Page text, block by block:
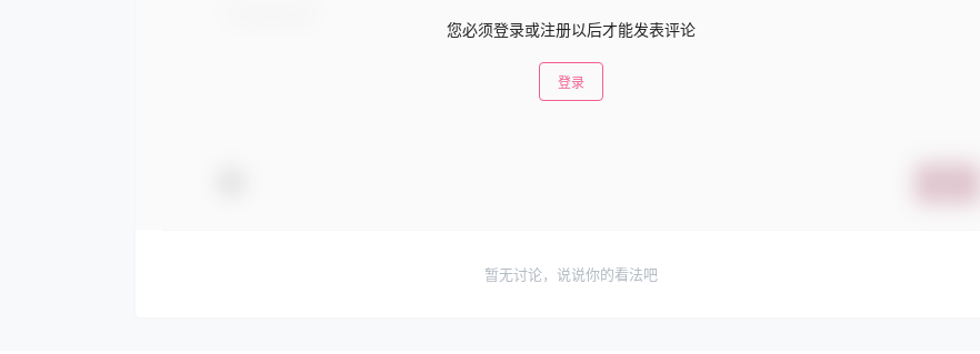
您必须登录或注册以后才能发表评论
登录
暂无讨论，说说你的看法吧